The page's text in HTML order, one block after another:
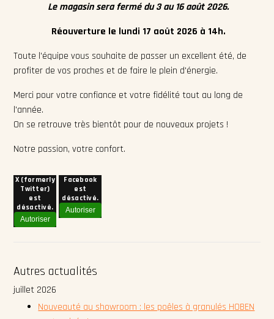
Le magasin sera fermé du 3 au 16 août 2026.
Réouverture le lundi 17 août 2026 à 14h.
Toute l'équipe vous souhaite de passer un excellent été, de
profiter de vos proches et de faire le plein d'énergie.
Merci pour votre confiance et votre fidélité tout au long de
l'année.
On se retrouve très bientôt pour de nouveaux projets !
Notre passion, votre confort.
X (formerly
Twitter)
est
désactivé.
Autoriser
Facebook
est
désactivé.
Autoriser
Autres actualités
juillet 2026
Nouveauté au showroom : les poêles à granulés HOBEN